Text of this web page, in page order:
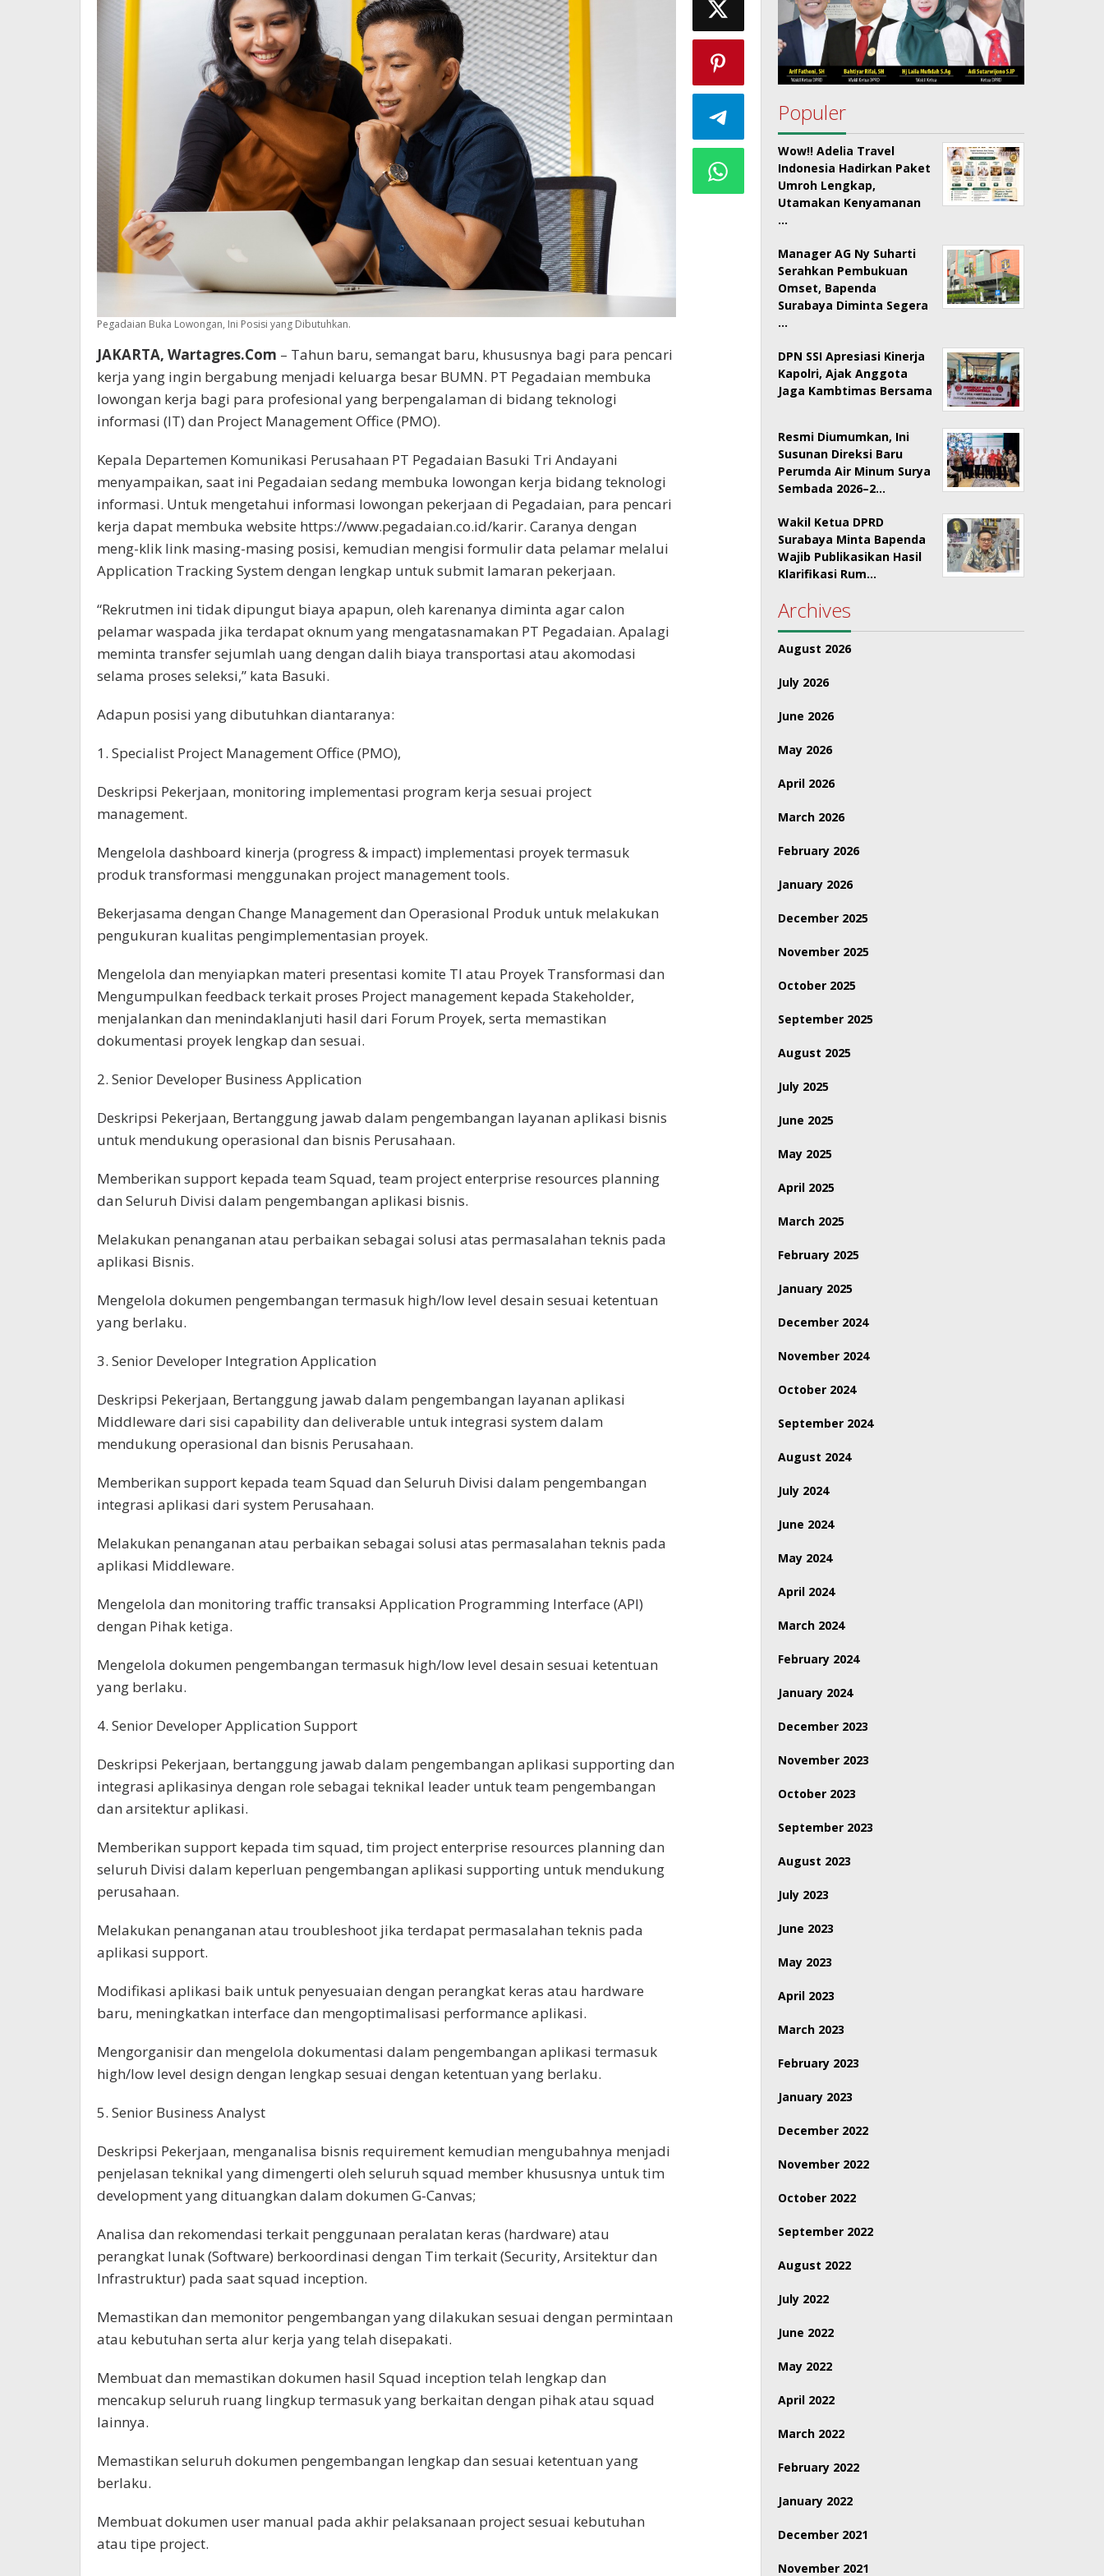
Pegadaian Buka Lowongan, Ini Posisi yang Dibutuhkan.
JAKARTA, Wartagres.Com – Tahun baru, semangat baru, khususnya bagi para pencari
kerja yang ingin bergabung menjadi keluarga besar BUMN. PT Pegadaian membuka
lowongan kerja bagi para profesional yang berpengalaman di bidang teknologi
informasi (IT) dan Project Management Office (PMO).
Kepala Departemen Komunikasi Perusahaan PT Pegadaian Basuki Tri Andayani
menyampaikan, saat ini Pegadaian sedang membuka lowongan kerja bidang teknologi
informasi. Untuk mengetahui informasi lowongan pekerjaan di Pegadaian, para pencari
kerja dapat membuka website https://www.pegadaian.co.id/karir. Caranya dengan
meng-klik link masing-masing posisi, kemudian mengisi formulir data pelamar melalui
Application Tracking System dengan lengkap untuk submit lamaran pekerjaan.
“Rekrutmen ini tidak dipungut biaya apapun, oleh karenanya diminta agar calon
pelamar waspada jika terdapat oknum yang mengatasnamakan PT Pegadaian. Apalagi
meminta transfer sejumlah uang dengan dalih biaya transportasi atau akomodasi
selama proses seleksi,” kata Basuki.
Adapun posisi yang dibutuhkan diantaranya:
1. Specialist Project Management Office (PMO),
Deskripsi Pekerjaan, monitoring implementasi program kerja sesuai project
management.
Mengelola dashboard kinerja (progress & impact) implementasi proyek termasuk
produk transformasi menggunakan project management tools.
Bekerjasama dengan Change Management dan Operasional Produk untuk melakukan
pengukuran kualitas pengimplementasian proyek.
Mengelola dan menyiapkan materi presentasi komite TI atau Proyek Transformasi dan
Mengumpulkan feedback terkait proses Project management kepada Stakeholder,
menjalankan dan menindaklanjuti hasil dari Forum Proyek, serta memastikan
dokumentasi proyek lengkap dan sesuai.
2. Senior Developer Business Application
Deskripsi Pekerjaan, Bertanggung jawab dalam pengembangan layanan aplikasi bisnis
untuk mendukung operasional dan bisnis Perusahaan.
Memberikan support kepada team Squad, team project enterprise resources planning
dan Seluruh Divisi dalam pengembangan aplikasi bisnis.
Melakukan penanganan atau perbaikan sebagai solusi atas permasalahan teknis pada
aplikasi Bisnis.
Mengelola dokumen pengembangan termasuk high/low level desain sesuai ketentuan
yang berlaku.
3. Senior Developer Integration Application
Deskripsi Pekerjaan, Bertanggung jawab dalam pengembangan layanan aplikasi
Middleware dari sisi capability dan deliverable untuk integrasi system dalam
mendukung operasional dan bisnis Perusahaan.
Memberikan support kepada team Squad dan Seluruh Divisi dalam pengembangan
integrasi aplikasi dari system Perusahaan.
Melakukan penanganan atau perbaikan sebagai solusi atas permasalahan teknis pada
aplikasi Middleware.
Mengelola dan monitoring traffic transaksi Application Programming Interface (API)
dengan Pihak ketiga.
Mengelola dokumen pengembangan termasuk high/low level desain sesuai ketentuan
yang berlaku.
4. Senior Developer Application Support
Deskripsi Pekerjaan, bertanggung jawab dalam pengembangan aplikasi supporting dan
integrasi aplikasinya dengan role sebagai teknikal leader untuk team pengembangan
dan arsitektur aplikasi.
Memberikan support kepada tim squad, tim project enterprise resources planning dan
seluruh Divisi dalam keperluan pengembangan aplikasi supporting untuk mendukung
perusahaan.
Melakukan penanganan atau troubleshoot jika terdapat permasalahan teknis pada
aplikasi support.
Modifikasi aplikasi baik untuk penyesuaian dengan perangkat keras atau hardware
baru, meningkatkan interface dan mengoptimalisasi performance aplikasi.
Mengorganisir dan mengelola dokumentasi dalam pengembangan aplikasi termasuk
high/low level design dengan lengkap sesuai dengan ketentuan yang berlaku.
5. Senior Business Analyst
Deskripsi Pekerjaan, menganalisa bisnis requirement kemudian mengubahnya menjadi
penjelasan teknikal yang dimengerti oleh seluruh squad member khususnya untuk tim
development yang dituangkan dalam dokumen G-Canvas;
Analisa dan rekomendasi terkait penggunaan peralatan keras (hardware) atau
perangkat lunak (Software) berkoordinasi dengan Tim terkait (Security, Arsitektur dan
Infrastruktur) pada saat squad inception.
Memastikan dan memonitor pengembangan yang dilakukan sesuai dengan permintaan
atau kebutuhan serta alur kerja yang telah disepakati.
Membuat dan memastikan dokumen hasil Squad inception telah lengkap dan
mencakup seluruh ruang lingkup termasuk yang berkaitan dengan pihak atau squad
lainnya.
Memastikan seluruh dokumen pengembangan lengkap dan sesuai ketentuan yang
berlaku.
Membuat dokumen user manual pada akhir pelaksanaan project sesuai kebutuhan
atau tipe project.
Populer
Wow!! Adelia Travel
Indonesia Hadirkan Paket
Umroh Lengkap,
Utamakan Kenyamanan
…
Manager AG Ny Suharti
Serahkan Pembukuan
Omset, Bapenda
Surabaya Diminta Segera
…
DPN SSI Apresiasi Kinerja
Kapolri, Ajak Anggota
Jaga Kambtimas Bersama
Resmi Diumumkan, Ini
Susunan Direksi Baru
Perumda Air Minum Surya
Sembada 2026–2…
Wakil Ketua DPRD
Surabaya Minta Bapenda
Wajib Publikasikan Hasil
Klarifikasi Rum…
Archives
August 2026
July 2026
June 2026
May 2026
April 2026
March 2026
February 2026
January 2026
December 2025
November 2025
October 2025
September 2025
August 2025
July 2025
June 2025
May 2025
April 2025
March 2025
February 2025
January 2025
December 2024
November 2024
October 2024
September 2024
August 2024
July 2024
June 2024
May 2024
April 2024
March 2024
February 2024
January 2024
December 2023
November 2023
October 2023
September 2023
August 2023
July 2023
June 2023
May 2023
April 2023
March 2023
February 2023
January 2023
December 2022
November 2022
October 2022
September 2022
August 2022
July 2022
June 2022
May 2022
April 2022
March 2022
February 2022
January 2022
December 2021
November 2021